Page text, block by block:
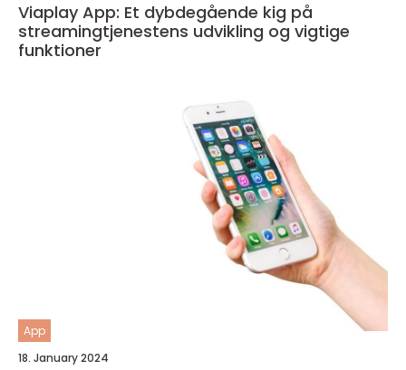
Viaplay App: Et dybdegående kig på
streamingtjenestens udvikling og vigtige
funktioner
App
18. January 2024